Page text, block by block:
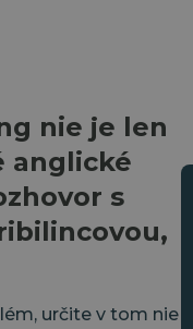
nie je len
anglické
s
určite v tom nie